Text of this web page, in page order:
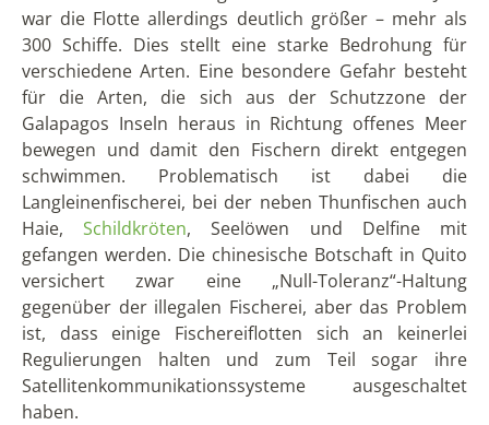
war die Flotte allerdings deutlich größer – mehr als
300 Schiffe. Dies stellt eine starke Bedrohung für
verschiedene Arten. Eine besondere Gefahr besteht
für die Arten, die sich aus der Schutzzone der
Galapagos Inseln heraus in Richtung offenes Meer
bewegen und damit den Fischern direkt entgegen
schwimmen. Problematisch ist dabei die
Langleinenfischerei, bei der neben Thunfischen auch
Haie,Schildkröten, Seelöwen und Delfine mit
gefangen werden. Die chinesische Botschaft in Quito
versichert zwar eine „Null-Toleranz“-Haltung
gegenüber der illegalen Fischerei, aber das Problem
ist, dass einige Fischereiflotten sich an keinerlei
Regulierungen halten und zum Teil sogar ihre
Satellitenkommunikationssysteme ausgeschaltet
haben.